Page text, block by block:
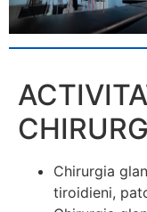
Chirurgia
tiroidieni,